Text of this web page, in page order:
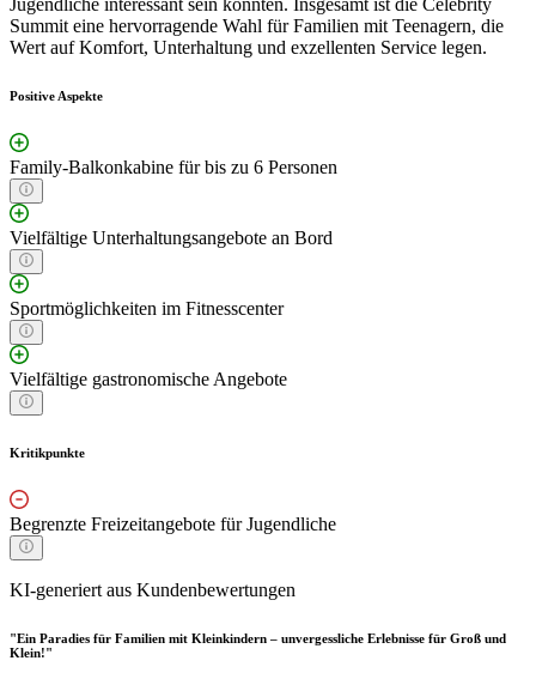
Jugendliche interessant sein könnten. Insgesamt ist die Celebrity
Summit eine hervorragende Wahl für Familien mit Teenagern, die
Wert auf Komfort, Unterhaltung und exzellenten Service legen.
Positive Aspekte
Family-Balkonkabine für bis zu 6 Personen
Vielfältige Unterhaltungsangebote an Bord
Sportmöglichkeiten im Fitnesscenter
Vielfältige gastronomische Angebote
Kritikpunkte
Begrenzte Freizeitangebote für Jugendliche
KI-generiert aus Kundenbewertungen
"Ein Paradies für Familien mit Kleinkindern – unvergessliche Erlebnisse für Groß und
Klein!"